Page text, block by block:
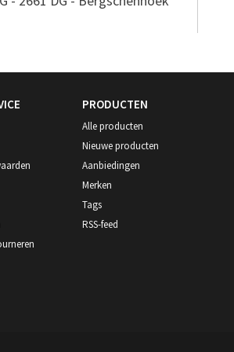
PRODUCTEN
Alle producten
Nieuwe producten
Aanbiedingen
Merken
Tags
RSS-feed